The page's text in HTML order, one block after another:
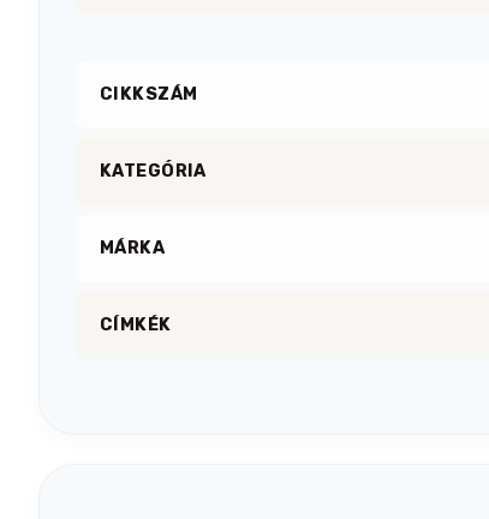
CIKKSZÁM
KATEGÓRIA
MÁRKA
CÍMKÉK